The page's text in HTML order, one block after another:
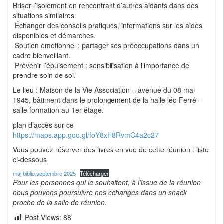
Briser l’isolement en rencontrant d’autres aidants dans des
situations similaires.
Échanger des conseils pratiques, informations sur les aides
disponibles et démarches.
Soutien émotionnel : partager ses préoccupations dans un
cadre bienveillant.
Prévenir l’épuisement : sensibilisation à l’importance de
prendre soin de soi.
Le lieu : Maison de la Vie Association – avenue du 08 mai
1945, bâtiment dans le prolongement de la halle léo Ferré –
salle formation au 1er étage.
plan d’accès sur ce
https://maps.app.goo.gl/foY8xH8RvmC4a2c27
Vous pouvez réserver des livres en vue de cette réunion : liste
ci-dessous
maj biblio septembre 2025 Télécharger
Pour les personnes qui le souhaitent, à l’issue de la réunion
nous pouvons poursuivre nos échanges dans un snack
proche de la salle de réunion.
Post Views: 88